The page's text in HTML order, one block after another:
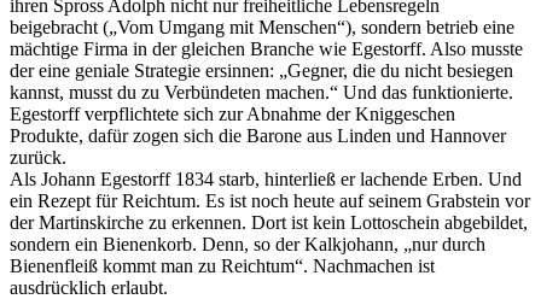
ihren Spross Adolph nicht nur freiheitliche Lebensregeln
beigebracht („Vom Umgang mit Menschen“), sondern betrieb eine
mächtige Firma in der gleichen Branche wie Egestorff. Also musste
der eine geniale Strategie ersinnen: „Gegner, die du nicht besiegen
kannst, musst du zu Verbündeten machen.“ Und das funktionierte.
Egestorff verpflichtete sich zur Abnahme der Kniggeschen
Produkte, dafür zogen sich die Barone aus Linden und Hannover
zurück.
Als Johann Egestorff 1834 starb, hinterließ er lachende Erben. Und
ein Rezept für Reichtum. Es ist noch heute auf seinem Grabstein vor
der Martinskirche zu erkennen. Dort ist kein Lottoschein abgebildet,
sondern ein Bienenkorb. Denn, so der Kalkjohann, „nur durch
Bienenfleiß kommt man zu Reichtum“. Nachmachen ist
ausdrücklich erlaubt.